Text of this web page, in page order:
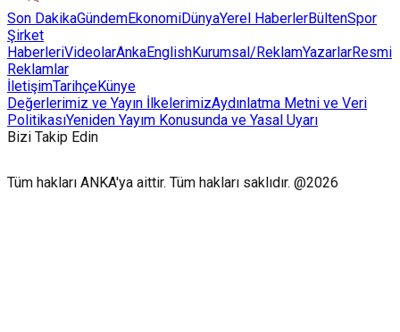
Son DakikaGündemEkonomiDünyaYerel HaberlerBültenSpor
Şirket
HaberleriVideolarAnkaEnglishKurumsal/ReklamYazarlarResmi
Reklamlar
İletişimTarihçeKünye
Değerlerimiz ve Yayın İlkelerimizAydınlatma Metni ve Veri
PolitikasıYeniden Yayım Konusunda ve Yasal Uyarı
Bizi Takip Edin
Tüm hakları ANKA'ya aittir. Tüm hakları saklıdır. @2026